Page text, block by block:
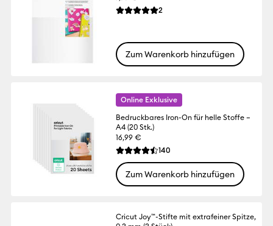
Die durchschnittliche Bewertung für
2
Zum Warenkorb hinzufügen
Online Exklusive
Bedruckbares Iron-On für helle Stoffe –
A4 (20 Stk.)
16,99 €
Die durchschnittliche Bewertung für
140
Zum Warenkorb hinzufügen
Cricut Joy™-Stifte mit extrafeiner Spitze,